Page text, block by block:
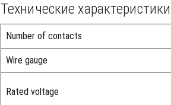
Технические характеристики
Number of contacts
Wire gauge
Rated voltage